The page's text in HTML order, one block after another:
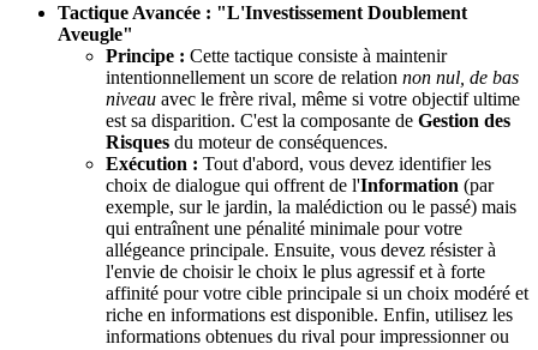
Tactique Avancée : "L'Investissement Doublement
Aveugle"
Principe : Cette tactique consiste à maintenir
intentionnellement un score de relation non nul, de bas
niveau avec le frère rival, même si votre objectif ultime
est sa disparition. C'est la composante de Gestion des
Risques du moteur de conséquences.
Exécution : Tout d'abord, vous devez identifier les
choix de dialogue qui offrent de l'Information (par
exemple, sur le jardin, la malédiction ou le passé) mais
qui entraînent une pénalité minimale pour votre
allégeance principale. Ensuite, vous devez résister à
l'envie de choisir le choix le plus agressif et à forte
affinité pour votre cible principale si un choix modéré et
riche en informations est disponible. Enfin, utilisez les
informations obtenues du rival pour impressionner ou